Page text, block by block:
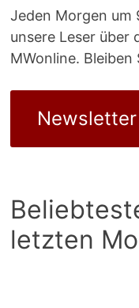
Jeden Morgen um
unsere Leser über
MWonline. Bleiben
letzten